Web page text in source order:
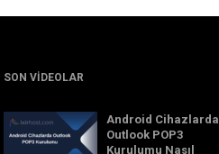
SON VIDEOLAR
Android Cihazlarda
Outlook POP3
Kurulumu Nasıl